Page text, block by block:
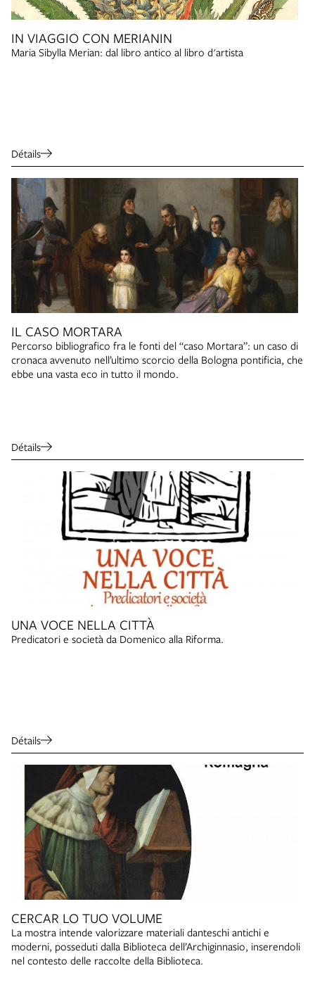
IN VIAGGIO CON MERIANIN
Maria Sibylla Merian: dal libro antico al libro d'artista
Détails
IL CASO MORTARA
Percorso bibliografico fra le fonti del “caso Mortara”: un caso di
cronaca avvenuto nell’ultimo scorcio della Bologna pontificia, che
ebbe una vasta eco in tutto il mondo.
Détails
UNA VOCE NELLA CITTÀ
Predicatori e società da Domenico alla Riforma.
Détails
CERCAR LO TUO VOLUME
La mostra intende valorizzare materiali danteschi antichi e
moderni, posseduti dalla Biblioteca dell’Archiginnasio, inserendoli
nel contesto delle raccolte della Biblioteca.